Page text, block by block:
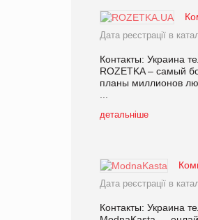
Дата реєстрації в
Контакты: Украина
ROZETKA – самый
планы миллионов
детальніше
Дата реєстрації в
Контакты: Украина